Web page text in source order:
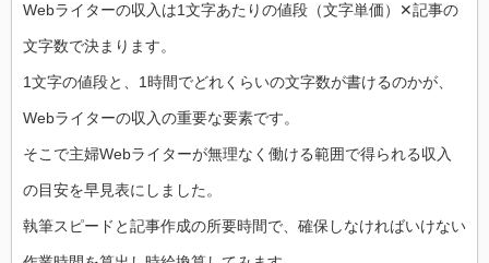
Webライターの収入は1文字あたりの値段（文字単価）✕記事の
文字数で決まります。
1文字の値段と、1時間でどれくらいの文字数が書けるのかが、
Webライターの収入の重要な要素です。
そこで主婦Webライターが無理なく働ける範囲で得られる収入
の目安を早見表にしました。
執筆スピードと記事作成の所要時間で、確保しなければいけない